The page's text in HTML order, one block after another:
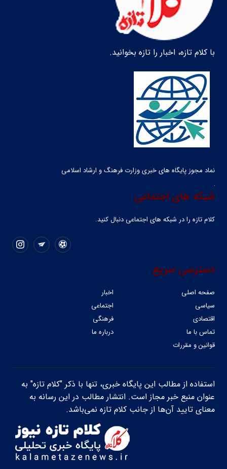
با کلام تازه، اخبار را تازه بخوانید.
نماد مجوز پایگاه های خبری وزارت فرهنگ و ارشاد اسلامی
شبکه های اجتماعی
کلام تازه را در شبکه ‌های اجتماعی دنبال کنید.
دسترسی سریع
صفحه اصلی
اخبار
سیاسی
اجتماعی
اقتصادی
فرهنگی
تماس با ما
درباره ما
قوانین و مقررات
استفاده از مطالب این پایگاه خبری، تنها با ذکر "کلام تازه" به
عنوان منبع خبر مجاز است. انتشار مطالب در این رسانه به
معنای تایید آن‌ها از جانب کلام تازه نمی‌باشد.